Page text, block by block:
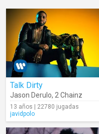
Talk Dirty
Jason Derulo, 2 Chainz
13 años | 22780 jugadas
javidpolo